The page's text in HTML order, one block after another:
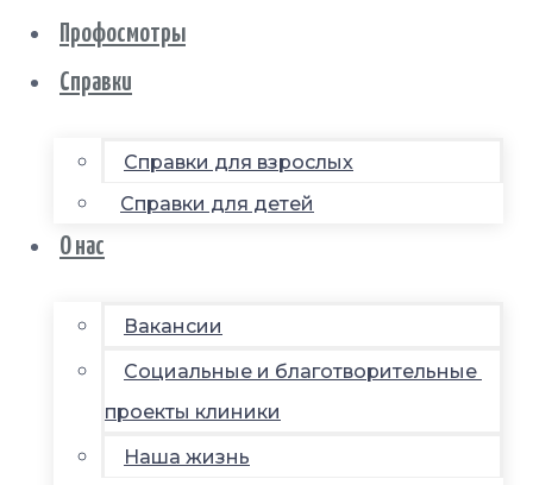
Профосмотры
Справки
Справки для взрослых
Справки для детей
О нас
Вакансии
Социальные и благотворительные
проекты клиники
Наша жизнь